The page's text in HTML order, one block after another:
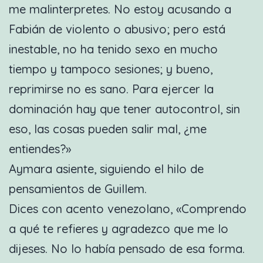
me malinterpretes. No estoy acusando a
Fabián de violento o abusivo; pero está
inestable, no ha tenido sexo en mucho
tiempo y tampoco sesiones; y bueno,
reprimirse no es sano. Para ejercer la
dominación hay que tener autocontrol, sin
eso, las cosas pueden salir mal, ¿me
entiendes?»
Aymara asiente, siguiendo el hilo de
pensamientos de Guillem.
Dices con acento venezolano, «Comprendo
a qué te refieres y agradezco que me lo
dijeses. No lo había pensado de esa forma.